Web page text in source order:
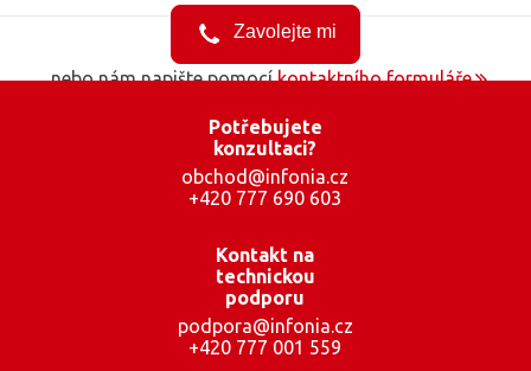
...nebo nám napište pomocíkontaktního formuláře
Potřebujete
konzultaci?
obchod@infonia.cz
+420 777 690 603
Kontakt na
technickou
podporu
podpora@infonia.cz
+420 777 001 559